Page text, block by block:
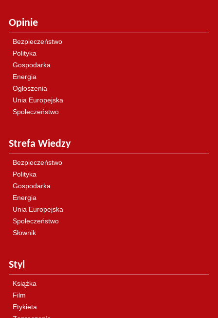
Opinie
Bezpieczeństwo
Polityka
Gospodarka
Energia
Ogłoszenia
Unia Europejska
Społeczeństwo
Strefa Wiedzy
Bezpieczeństwo
Polityka
Gospodarka
Energia
Unia Europejska
Społeczeństwo
Słownik
Styl
Książka
Film
Etykieta